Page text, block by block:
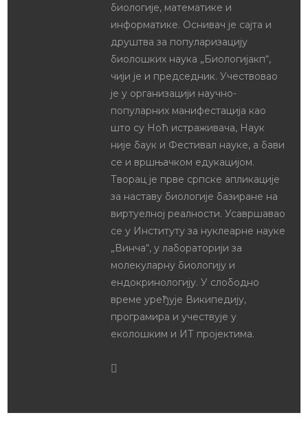
биологије, математике и
информатике. Оснивач је сајта и
друштва за популаризацију
биолошких наука „Биологијакп“,
чији је и председник. Учествовао
је у организацији научно-
популарних манифестација као
што су Ноћ истраживача, Наук
није баук и Фестивал науке, а бави
се и вршњачком едукацијом.
Творац је прве српске апликације
за наставу биологије базиране на
виртуелној реалности. Усавршавао
се у Институту за нуклеарне науке
„Винча“, у лабораторији за
молекуларну биологију и
ендокринологију. У слободно
време уређује Википедију,
програмира и учествује у
еколошким и ИТ пројектима.